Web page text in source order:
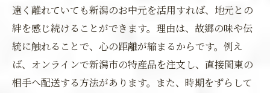
遠く離れていても新潟のお中元を活用すれば、地元との
絆を感じ続けることができます。理由は、故郷の味や伝
統に触れることで、心の距離が縮まるからです。例え
ば、オンラインで新潟市の特産品を注文し、直接関東の
相手へ配送する方法があります。また、時期をずらして